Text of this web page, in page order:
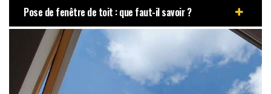
Pose de fenêtre de toit : que faut-il savoir ?